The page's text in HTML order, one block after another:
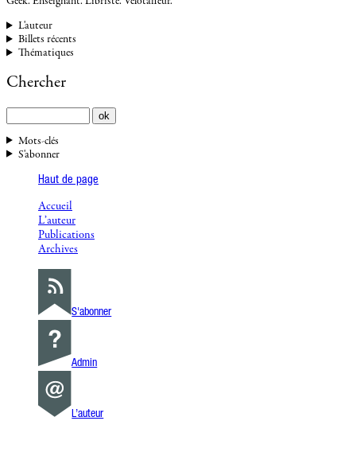
L'auteur
Billets récents
Thématiques
Chercher
Mots-clés
S'abonner
Haut de page
Accueil
L’auteur
Publications
Archives
S'abonner
Admin
L’auteur